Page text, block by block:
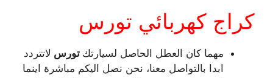
كراج كهربائي تورس
مهما كان العطل الحاصل لسيارتك تورس لاتتردد
ابدا بالتواصل معنا، نحن نصل اليكم مباشرة اينما